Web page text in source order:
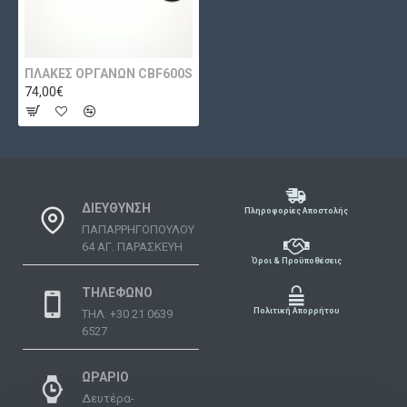
ΠΛΑΚΕΣ ΟΡΓΑΝΩΝ CBF600S
74,00€
ΔΙΕΥΘΥΝΣΗ
ΠΑΠΑΡΡΗΓΟΠΟΥΛΟΥ
64 ΑΓ. ΠΑΡΑΣΚΕΥΗ
ΤΗΛΕΦΩΝΟ
ΤΗΛ: +30 21 0639
6527
ΩΡΑΡΙΟ
Δευτέρα-
Πληροφορίες Αποστολής
Όροι & Προϋποθέσεις
Πολιτική Απορρήτου